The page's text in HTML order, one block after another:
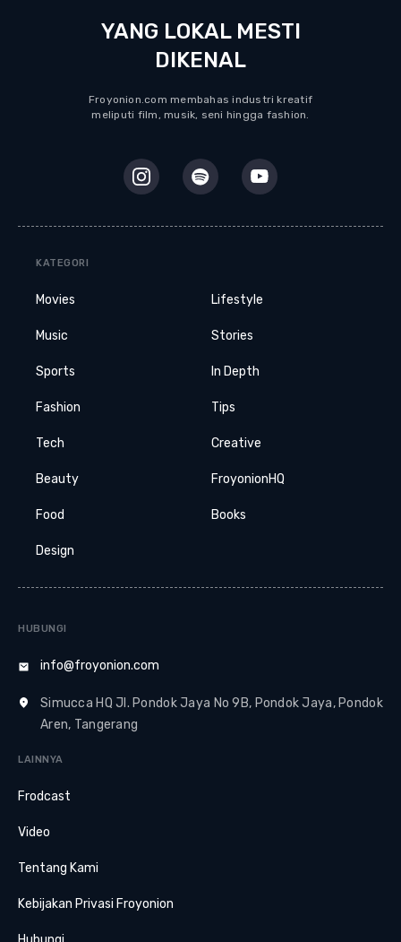
KATEGORI
Movies
Music
Sports
Fashion
Tech
Beauty
Food
Design
Lifestyle
Stories
In Depth
Tips
Creative
FroyonionHQ
Books
YANG LOKAL MESTI
DIKENAL
Froyonion.com membahas industri kreatif
meliputi film, musik, seni hingga fashion.
HUBUNGI
info@froyonion.com
Simucca HQ Jl. Pondok Jaya No 9B, Pondok Jaya, Pondok
Aren, Tangerang
LAINNYA
Frodcast
Video
Tentang Kami
Kebijakan Privasi Froyonion